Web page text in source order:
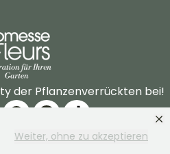
Weiter, ohne zu akzeptieren
der Pflanzenverrückten bei!